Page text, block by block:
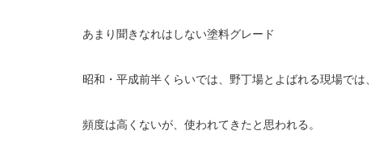
あまり聞きなれはしない塗料グレード
昭和・平成前半くらいでは、野丁場とよばれる現場では、
頻度は高くないが、使われてきたと思われる。